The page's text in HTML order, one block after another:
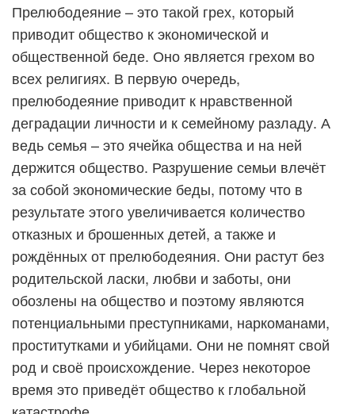
Прелюбодеяние – это такой грех, который
приводит общество к экономической и
общественной беде. Оно является грехом во
всех религиях. В первую очередь,
прелюбодеяние приводит к нравственной
деградации личности и к семейному разладу. А
ведь семья – это ячейка общества и на ней
держится общество. Разрушение семьи влечёт
за собой экономические беды, потому что в
результате этого увеличивается количество
отказных и брошенных детей, а также и
рождённых от прелюбодеяния. Они растут без
родительской ласки, любви и заботы, они
обозлены на общество и поэтому являются
потенциальными преступниками, наркоманами,
проститутками и убийцами. Они не помнят свой
род и своё происхождение. Через некоторое
время это приведёт общество к глобальной